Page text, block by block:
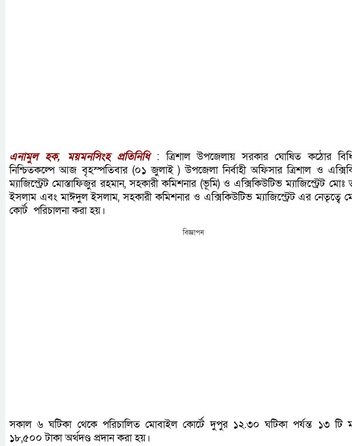
এনামুল হক, ময়মনসিংহ প্রতিনিধি : ত্রিশাল উপজেলায় সরকার ঘোষিত কঠোর
নিশ্চিতকল্পে আজ বৃহস্পতিবার (০১ জুলাই ) উপজেলা নির্বাহী অফিসার ত্রিশাল ও
ম্যাজিস্ট্রেট মোস্তাফিজুর রহমান, সহকারী কমিশনার (ভূমি) ও এক্সিকিউটিভ ম্যাজিস্ট্রেট
ইসলাম এবং মাঈদুল ইসলাম, সহকারী কমিশনার ও এক্সিকিউটিভ ম্যাজিস্ট্রেট এর নেতৃত্বে
কোর্ট পরিচালনা করা হয়।
বিজ্ঞাপন
সকাল ৬ ঘটিকা থেকে পরিচালিত মোবাইল কোর্টে দুপুর ১২.৩০ ঘটিকা পর্যন্ত ১৩ টি
১৮,৫০০ টাকা অর্থদণ্ড প্রদান করা হয়।